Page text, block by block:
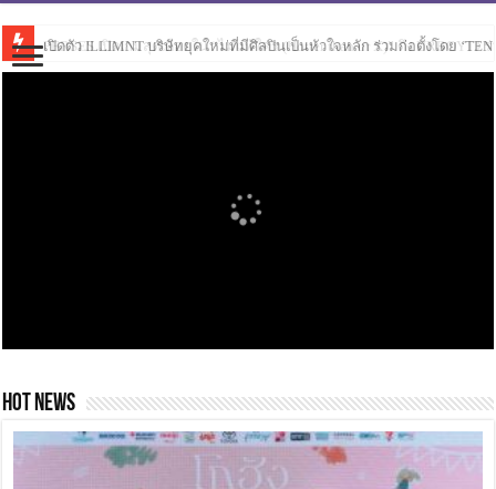
PERSES เปิดเกมสุดเดือดใน “ไม่แพ้ใคร (Hotter than ur X)” ดึง URBOYTJ
HOT NEWS